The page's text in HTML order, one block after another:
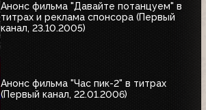
Анонс фильма "Давайте потанцуем" в
титрах и реклама спонсора (Первый
канал, 23.10.2005)
Анонс фильма "Час пик-2" в титрах
(Первый канал, 22.01.2006)